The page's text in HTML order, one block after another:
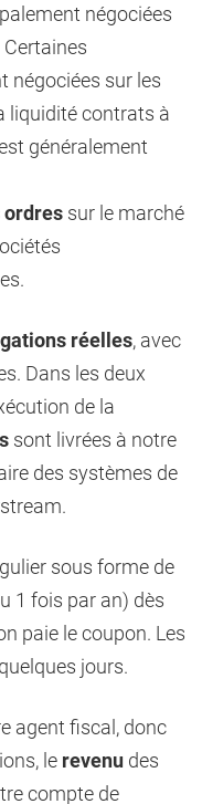
négociées
Certaines
négociées sur les
liquidité contrats à
généralement
ordres sur le marché
réelles, avec
Dans les deux
de la
sont livrées à notre
des systèmes de
sous forme de
1 fois par an) dès
paie le coupon. Les
jours.
agent fiscal, donc
le revenu des
compte de